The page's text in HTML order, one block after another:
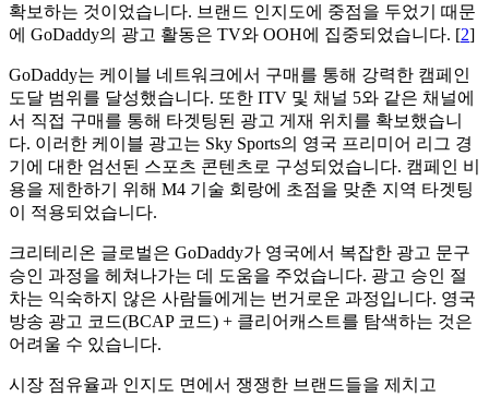
확보하는 것이었습니다. 브랜드 인지도에 중점을 두었기 때문
에 GoDaddy의 광고 활동은 TV와 OOH에 집중되었습니다. [2]
GoDaddy는 케이블 네트워크에서 구매를 통해 강력한 캠페인
도달 범위를 달성했습니다. 또한 ITV 및 채널 5와 같은 채널에
서 직접 구매를 통해 타겟팅된 광고 게재 위치를 확보했습니
다. 이러한 케이블 광고는 Sky Sports의 영국 프리미어 리그 경
기에 대한 엄선된 스포츠 콘텐츠로 구성되었습니다. 캠페인 비
용을 제한하기 위해 M4 기술 회랑에 초점을 맞춘 지역 타겟팅
이 적용되었습니다.
크리테리온 글로벌은 GoDaddy가 영국에서 복잡한 광고 문구
승인 과정을 헤쳐나가는 데 도움을 주었습니다. 광고 승인 절
차는 익숙하지 않은 사람들에게는 번거로운 과정입니다. 영국
방송 광고 코드(BCAP 코드) + 클리어캐스트를 탐색하는 것은
어려울 수 있습니다.
시장 점유율과 인지도 면에서 쟁쟁한 브랜드들을 제치고